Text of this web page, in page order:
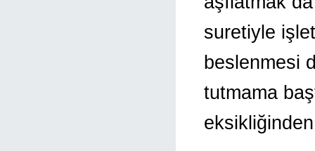
suretiyle
beslenmesi
tutmama